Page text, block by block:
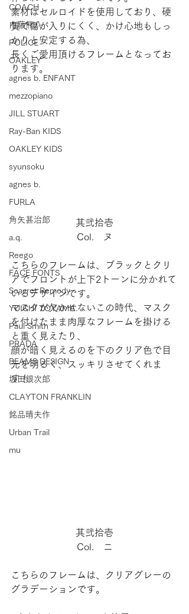
COACH
内藤熊八
POLICE
OAKLEY
agnes b. ENFANT
mezzopiano
JILL STUART
Ray-Ban KIDS
OAKLEY KIDS
syunsoku
agnes b.
FURLA
角矢甚治郎
a.q.
Reego
FACE FONTS
Seacret Remedy
YUICHI TOYAMA.
Paul Smith
PRADA
BEAMS DESIGN
坂田銀次郎
CLAYTON FRANKLIN
銘品晴夫作
Urban Trail
mu
素材はセルロイドを使用しており、硬
質で傷が入りにくく、かけ心地もしっ
かりと安定する為、
長くご愛用頂けるフレームとなってお
ります。
其弐拾壱
Col.　ヌ
こちらのフレームは、ブラックとクリ
アでフロントが上下2トーンに分かれて
いるデザインです。
マスクが欠かせないこの時代、マスク
を付けたまま肉厚なフレームを掛ける
と重く見えたり、
顔が暗く見えるのを下のクリア色で目
元を明るく、スッキリさせてくれま
す！
其弐拾壱
Col.　ニ
こちらのフレームは、クリアグレーの
グラデーションです。